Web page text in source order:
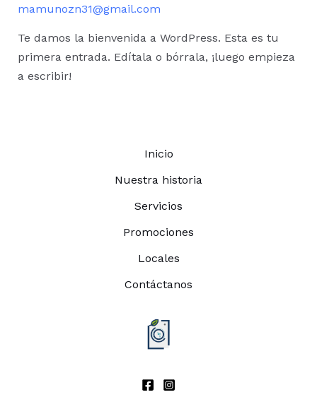
mamunozn31@gmail.com
Te damos la bienvenida a WordPress. Esta es tu
primera entrada. Edítala o bórrala, ¡luego empieza
a escribir!
Inicio
Nuestra historia
Servicios
Promociones
Locales
Contáctanos